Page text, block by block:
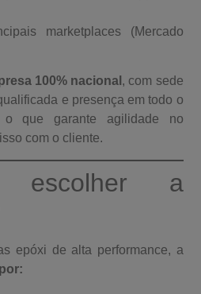
marketplaces (Mercado
100% nacional , com sede
e presença em todo o
que garante agilidade no
com o cliente.
escolher a
epóxi de alta performance, a